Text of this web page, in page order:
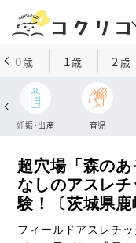
0歳 1歳 2 歳
妊娠・出産 育児
超穴場「森の
なしのアスレ
験！〔茨城県鹿
フィールドアスレチ